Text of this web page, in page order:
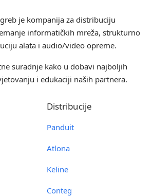
je kompanija za distribuciju
informatičkih mreža, strukturno
alata i audio/video opreme.
suradnje kako u dobavi najboljih
i edukaciji naših partnera.
Distribucije
Panduit
Atlona
Keline
Conteg